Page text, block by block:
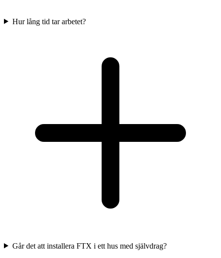
Hur lång tid tar arbetet?
Går det att installera FTX i ett hus med självdrag?